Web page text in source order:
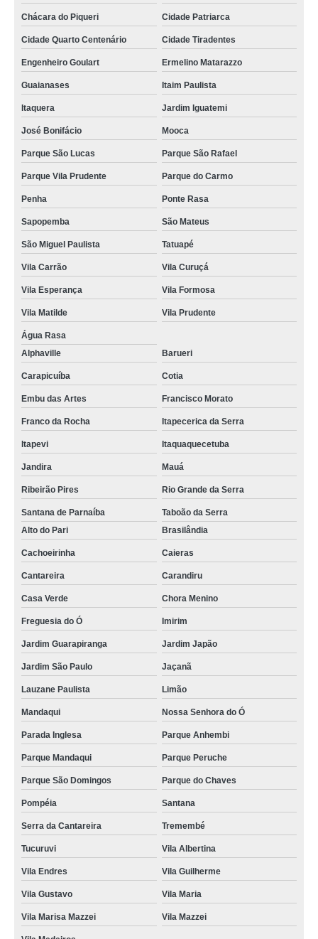
Chácara do Piqueri Cidade Patriarca
Cidade Quarto Centenário Cidade Tiradentes
Engenheiro Goulart Ermelino Matarazzo
Guaianases Itaim Paulista
Itaquera Jardim Iguatemi
José Bonifácio Mooca
Parque São Lucas Parque São Rafael
Parque Vila Prudente Parque do Carmo
Penha Ponte Rasa
Sapopemba São Mateus
São Miguel Paulista Tatuapé
Vila Carrão Vila Curuçá
Vila Esperança Vila Formosa
Vila Matilde Vila Prudente
Água Rasa
Alphaville
Barueri
Carapicuíba Cotia
Embu das Artes Francisco Morato
Franco da Rocha Itapecerica da Serra
Itapevi Itaquaquecetuba
Jandira Mauá
Ribeirão Pires Rio Grande da Serra
Santana de Parnaíba
Taboão da Serra
Alto do Pari
Brasilândia
Cachoeirinha Caieras
Cantareira Carandiru
Casa Verde Chora Menino
Freguesia do Ó Imirim
Jardim Guarapiranga Jardim Japão
Jardim São Paulo Jaçanã
Lauzane Paulista Limão
Mandaqui Nossa Senhora do Ó
Parada Inglesa Parque Anhembi
Parque Mandaqui Parque Peruche
Parque São Domingos Parque do Chaves
Pompéia Santana
Serra da Cantareira Tremembé
Tucuruvi Vila Albertina
Vila Endres Vila Guilherme
Vila Gustavo Vila Maria
Vila Marisa Mazzei Vila Mazzei